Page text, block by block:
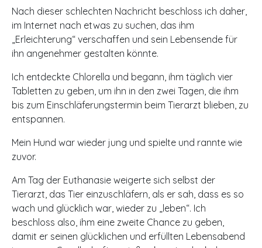
Nach dieser schlechten Nachricht beschloss ich daher,
im Internet nach etwas zu suchen, das ihm
„Erleichterung“ verschaffen und sein Lebensende für
ihn angenehmer gestalten könnte.
Ich entdeckte Chlorella und begann, ihm täglich vier
Tabletten zu geben, um ihn in den zwei Tagen, die ihm
bis zum Einschläferungstermin beim Tierarzt blieben, zu
entspannen.
Mein Hund war wieder jung und spielte und rannte wie
zuvor.
Am Tag der Euthanasie weigerte sich selbst der
Tierarzt, das Tier einzuschläfern, als er sah, dass es so
wach und glücklich war, wieder zu „leben“. Ich
beschloss also, ihm eine zweite Chance zu geben,
damit er seinen glücklichen und erfüllten Lebensabend